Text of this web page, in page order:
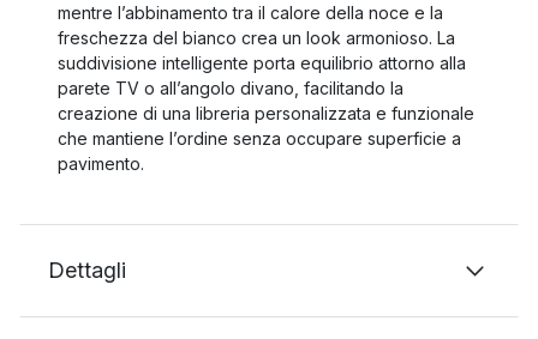
mentre l’abbinamento tra il calore della noce e la
freschezza del bianco crea un look armonioso. La
suddivisione intelligente porta equilibrio attorno alla
parete TV o all’angolo divano, facilitando la
creazione di una libreria personalizzata e funzionale
che mantiene l’ordine senza occupare superficie a
pavimento.
Dettagli